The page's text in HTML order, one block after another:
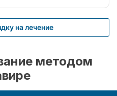
на лечение
методом